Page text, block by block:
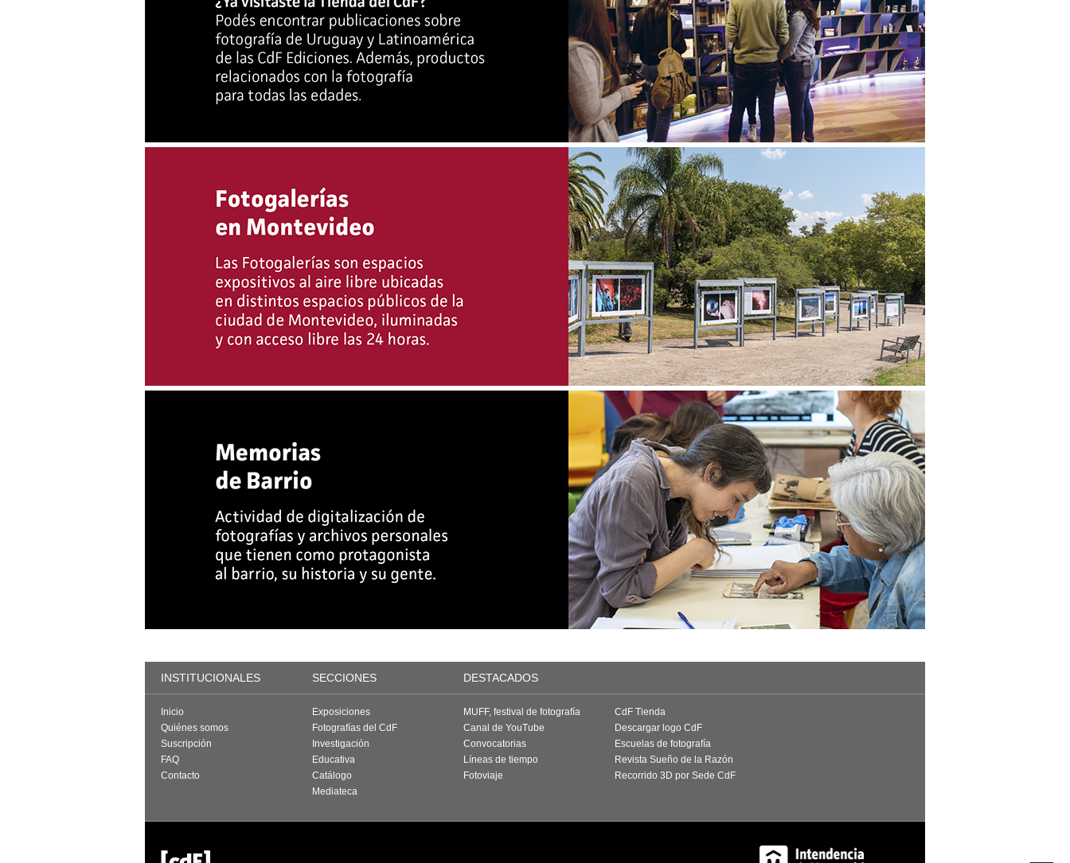
INSTITUCIONALES SECCIONES DESTACADOS
Inicio
Quiénes somos
Suscripción
FAQ
Contacto
Exposiciones
Fotografías del CdF
Investigación
Educativa
Catálogo
Mediateca
MUFF, festival de fotografía
Canal de YouTube
Convocatorias
Líneas de tiempo
Fotoviaje
CdF Tienda
Descargar logo CdF
Escuelas de fotografía
Revista Sueño de la Razón
Recorrido 3D por Sede CdF